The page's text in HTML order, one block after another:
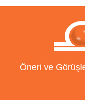
Öneri ve